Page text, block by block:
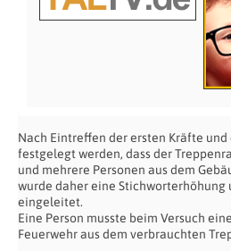
Nach Eintreffen der ersten Kräfte
festgelegt werden, dass der
und mehrere Personen aus dem
wurde daher eine Stichworterhöhung
eingeleitet.
Eine Person musste beim Versuch
Feuerwehr aus dem verbrauchten